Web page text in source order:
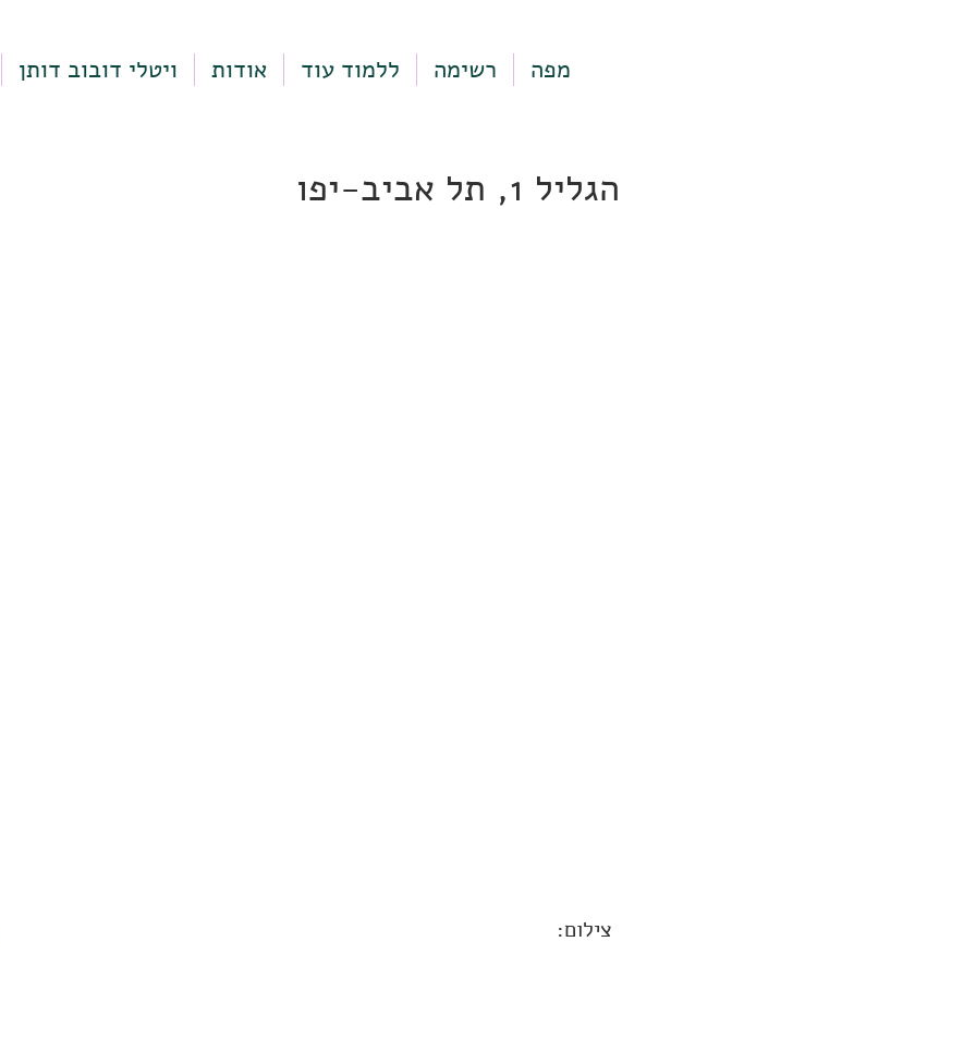
ויטלי דובוב דותן אודות ללמוד עוד רשימה מפה
הגליל 1, תל אביב-יפו
צילום: